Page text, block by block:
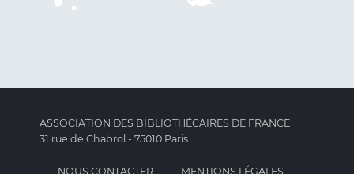
ASSOCIATION DES BIBLIOTHÉCAIRES DE FRANCE
31 rue de Chabrol - 75010 Paris
NOUS CONTACTER MENTIONS LÉGALES